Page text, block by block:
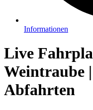
Informationen
Live
Weintraube
Abfahrten